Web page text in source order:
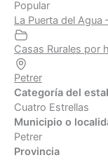
Popular
La Puerta del Agua
Casas Rurales por
Petrer
Categoría del
Cuatro Estrellas
Municipio o
Petrer
Provincia